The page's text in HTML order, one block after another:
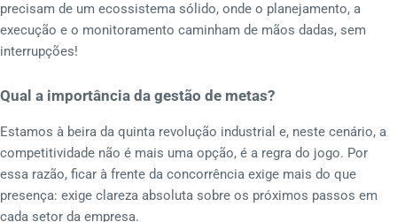
precisam de um ecossistema sólido, onde o planejamento, a
execução e o monitoramento caminham de mãos dadas, sem
interrupções!
Qual a importância da gestão de metas?
Estamos à beira da quinta revolução industrial e, neste cenário, a
competitividade não é mais uma opção, é a regra do jogo. Por
essa razão, ficar à frente da concorrência exige mais do que
presença: exige clareza absoluta sobre os próximos passos em
cada setor da empresa.